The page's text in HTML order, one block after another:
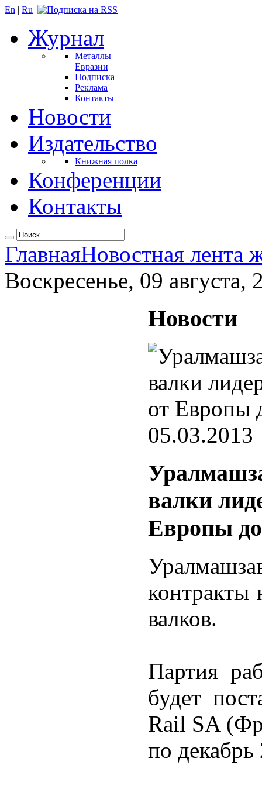
En | Ru
Журнал
Металлы
Евразии
Подписка
Реклама
Контакты
Новости
Издательство
Книжная полка
Конференции
Контакты
ГлавнаяНовостная лента
Воскресенье, 09 августа,
Новости
05.03.2013
валки
Европы
контракты
валков.
Партия
будет
Rail SA
по декабрь